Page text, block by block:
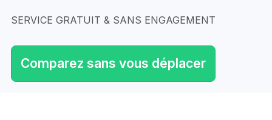
SERVICE GRATUIT & SANS ENGAGEMENT
Comparez sans vous déplacer